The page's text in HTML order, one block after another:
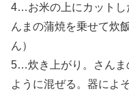
4…お米の上にカットし
んまの蒲焼を乗せて炊
ん）
5…炊き上がり。さんま
ように混ぜる。器によ